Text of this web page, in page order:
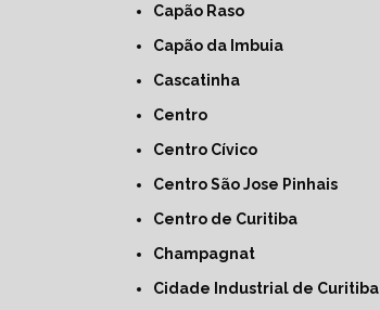
Capão Raso
Capão da Imbuia
Cascatinha
Centro
Centro Cívico
Centro São Jose Pinhais
Centro de Curitiba
Champagnat
Cidade Industrial de Curitiba